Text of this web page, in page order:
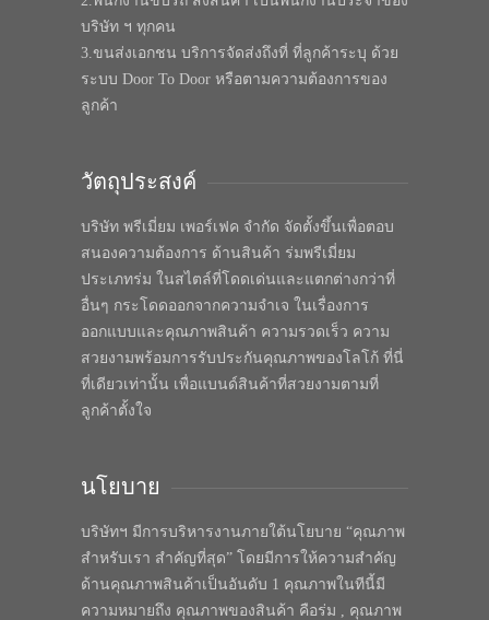
บริษัท ฯ ทุกคน
3.ขนส่งเอกชน บริการจัดส่งถึงที่ ที่ลูกค้าระบุ ด้วย
ระบบ Door To Door หรือตามความต้องการของ
ลูกค้า
วัตถุประสงค์
บริษัท พรีเมี่ยม เพอร์เฟค จำกัด จัดตั้งขึ้นเพื่อตอบ
สนองความต้องการ ด้านสินค้า ร่มพรีเมี่ยม
ประเภทร่ม ในสไตล์ที่โดดเด่นและแตกต่างกว่าที่
อื่นๆ กระโดดออกจากความจำเจ ในเรื่องการ
ออกแบบและคุณภาพสินค้า ความรวดเร็ว ความ
สวยงามพร้อมการรับประกันคุณภาพของโลโก้ ที่นี่
ที่เดียวเท่านั้น เพื่อแบนด์สินค้าที่สวยงามตามที่
ลูกค้าตั้งใจ
นโยบาย
บริษัทฯ มีการบริหารงานภายใต้นโยบาย “คุณภาพ
สำหรับเรา สำคัญที่สุด” โดยมีการให้ความสำคัญ
ด้านคุณภาพสินค้าเป็นอันดับ 1 คุณภาพในทีนี้มี
ความหมายถึง คุณภาพของสินค้า คือร่ม , คุณภาพ